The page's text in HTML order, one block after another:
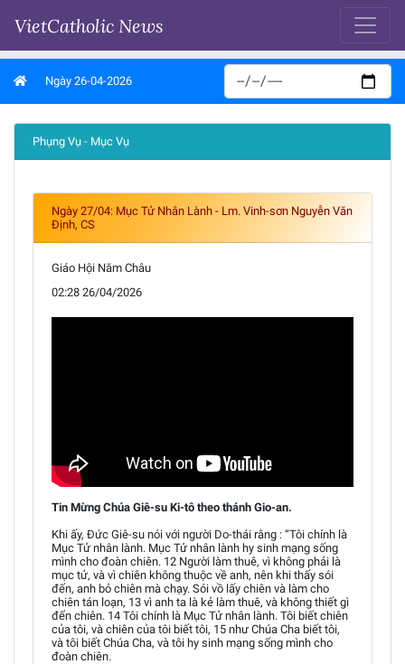
VietCatholic News
Ngày 26-04-2026
Phụng Vụ - Mục Vụ
Ngày 27/04: Mục Tử Nhân Lành - Lm. Vinh-sơn Nguyễn Văn
Định, CS
Giáo Hội Năm Châu
02:28 26/04/2026
Tin Mừng Chúa Giê-su Ki-tô theo thánh Gio-an.
Khi ấy, Đức Giê-su nói với người Do-thái rằng : “Tôi chính là
Mục Tử nhân lành. Mục Tử nhân lành hy sinh mạng sống
mình cho đoàn chiên. 12 Người làm thuê, vì không phải là
mục tử, và vì chiên không thuộc về anh, nên khi thấy sói
đến, anh bỏ chiên mà chạy. Sói vồ lấy chiên và làm cho
chiên tán loạn, 13 vì anh ta là kẻ làm thuê, và không thiết gì
đến chiên. 14 Tôi chính là Mục Tử nhân lành. Tôi biết chiên
của tôi, và chiên của tôi biết tôi, 15 như Chúa Cha biết tôi,
và tôi biết Chúa Cha, và tôi hy sinh mạng sống mình cho
đoàn chiên.